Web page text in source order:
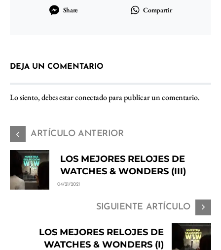
Share Compartir
DEJA UN COMENTARIO
Lo siento, debes estarconectadopara publicar un comentario.
ARTÍCULO ANTERIOR
LOS MEJORES RELOJES DE
WATCHES & WONDERS (III)
04/21/2021
SIGUIENTE ARTÍCULO
LOS MEJORES RELOJES DE
WATCHES & WONDERS (I)